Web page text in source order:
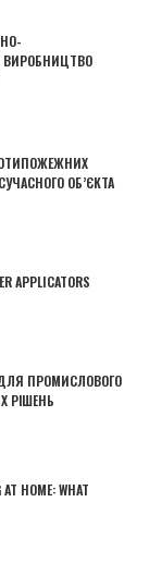
ОБ’ЄКТА
APPLICATORS
ПРОМИСЛОВОГО
РІШЕНЬ
HOME: WHAT